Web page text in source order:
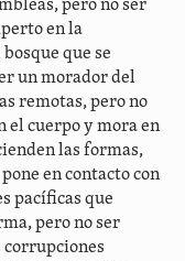
pero no ser
en la
que se
un morador del
remotas, pero no
el cuerpo y mora en
las formas,
en contacto con
pacíficas que
pero no ser